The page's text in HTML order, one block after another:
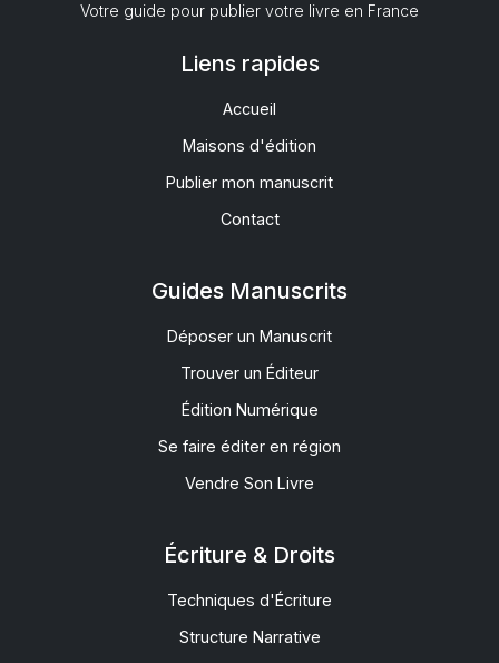
Votre guide pour publier votre livre en France
Liens rapides
Accueil
Maisons d'édition
Publier mon manuscrit
Contact
Guides Manuscrits
Déposer un Manuscrit
Trouver un Éditeur
Édition Numérique
Se faire éditer en région
Vendre Son Livre
Écriture & Droits
Techniques d'Écriture
Structure Narrative